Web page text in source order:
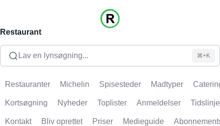
Restaurant
Lav en lynsøgning... ⌘+K
Restauranter Michelin Spisesteder Madtyper
Kortsøgning Nyheder Toplister Anmeldelser Tidslinje
Kontakt Bliv oprettet Priser Medieguide